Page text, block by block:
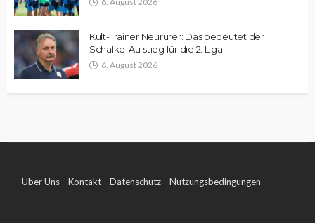
Kult-Trainer Neururer: Das bedeutet der
Schalke-Aufstieg für die 2. Liga
6. August 2026
Über Uns Kontakt Datenschutz Nutzungsbedingungen